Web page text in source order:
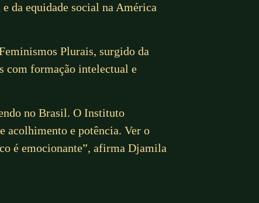
da equidade social na América
Plurais, surgido da
com formação intelectual e
no Brasil. O Instituto
acolhimento e potência. Ver o
é emocionante”, afirma Djamila